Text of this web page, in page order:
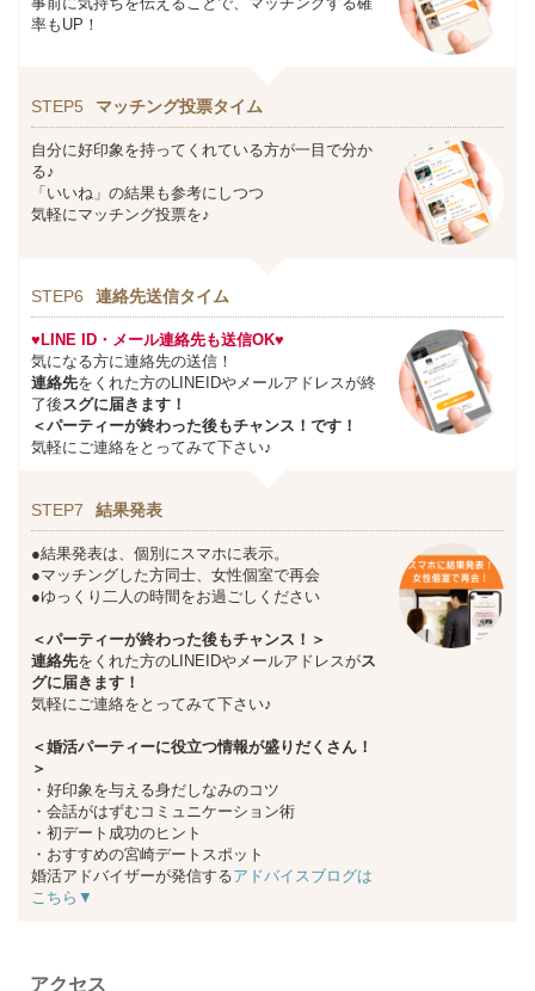
率もUP！
STEP5 マッチング投票タイム
自分に好印象を持ってくれている方が一目で分か
る♪
「いいね」の結果も参考にしつつ
気軽にマッチング投票を♪
STEP6 連絡先送信タイム
♥LINE ID・メール連絡先も送信OK♥
気になる方に連絡先の送信！
連絡先をくれた方のLINEIDやメールアドレスが終
了後 スグに届きます！
＜パーティーが終わった後もチャンス！です！
気軽にご連絡をとってみて下さい♪
STEP7 結果発表
●結果発表は、個別にスマホに表示。
●マッチングした方同士、女性個室で再会
●ゆっくり二人の時間をお過ごしください
＜パーティーが終わった後もチャンス！＞
連絡先をくれた方のLINEIDやメールアドレスがス
グに届きます！
気軽にご連絡をとってみて下さい♪
＜婚活パーティーに役立つ情報が盛りだくさん！
＞
・好印象を与える身だしなみのコツ
・会話がはずむコミュニケーション術
・初デート成功のヒント
・おすすめの宮崎デートスポット
婚活アドバイザーが発信するアドバイスブログは
こちら▼
アクセス